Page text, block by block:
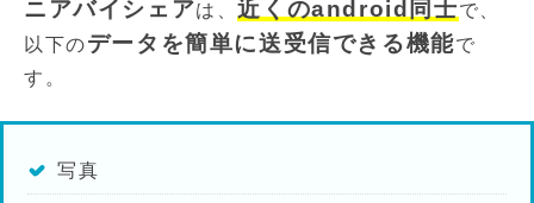
ニアバイシェアは、近くのandroid同士で、
以下のデータを簡単に送受信できる機能で
す。
写真